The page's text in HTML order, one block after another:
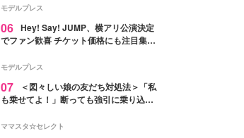
モデルプレス
06 Hey! Say! JUMP、横アリ公演決定
でファン歓喜 チケット価格にも注目集ま
モデルプレス
07
＜図々しい娘の友だち対処法＞「私
も乗せてよ！」断っても強引に乗り込ん
ママスタ☆セレクト